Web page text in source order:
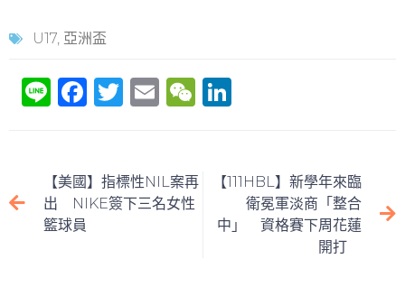
U17, 亞洲盃
Li F
e
b
T
er
E
l
W
h
e
dI
n
【美國】指標性NIL案再
出 NIKE簽下三名女性
籃球員
【111HBL】新學年來臨
衛冕軍淡商「整合
中」 資格賽下周花蓮
開打